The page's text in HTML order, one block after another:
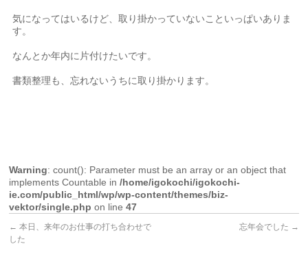
気になってはいるけど、取り掛かっていないこといっぱいありま
す。
なんとか年内に片付けたいです。
書類整理も、忘れないうちに取り掛かります。
Warning: count(): Parameter must be an array or an object that
implements Countable in/home/igokochi/igokochi-
ie.com/public_html/wp/wp-content/themes/biz-
vektor/single.php on line47
← 本日、来年のお仕事の打ち合わせで
した
忘年会でした →